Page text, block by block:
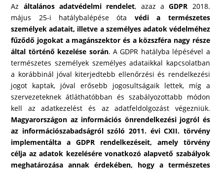
Az általános adatvédelmi rendelet, azaz aGDPR 2018.
május 25-i hatálybalépése óta védi a természetes
személyek adatait, illetve a személyes adatok védelméhez
fűződő jogokat a magánszektor és a közszféra nagy része
által történő kezelése során. A GDPR hatályba lépésével a
természetes személyek személyes adataikkal kapcsolatban
a korábbinál jóval kiterjedtebb ellenőrzési és rendelkezési
jogot kaptak, jóval erősebb jogosultságaik lettek, míg a
szervezeteknek átláthatóbban és szabályozottabb módon
kell az adatkezelést és az adatfeldolgozást végezniük.
Magyarországon az információs önrendelkezési jogról és
az információszabadságról szóló 2011. évi CXII. törvény
implementálta a GDPR rendelkezéseit, amely törvény
célja az adatok kezelésére vonatkozó alapvető szabályok
meghatározása annak érdekében, hogy a természetes